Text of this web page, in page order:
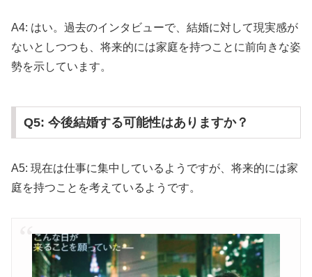
A4: はい。過去のインタビューで、結婚に対して現実感が
ないとしつつも、将来的には家庭を持つことに前向きな姿
勢を示しています。
Q5: 今後結婚する可能性はありますか？
A5: 現在は仕事に集中しているようですが、将来的には家
庭を持つことを考えているようです。